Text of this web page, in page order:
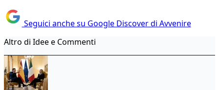
Seguici anche su Google Discover di Avvenire
Altro di Idee e Commenti